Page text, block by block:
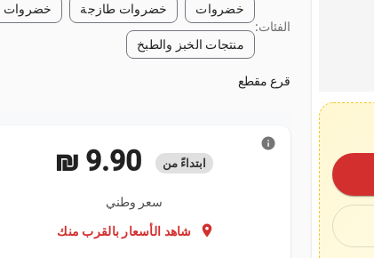
الفئات:
خضروات خضروات طازجة خضروات
منتجات الخبز والطبخ
قرع مقطع
ابتداءً من ‏9.90 ₪
سعر وطني
location_on شاهد الأسعار بالقرب منك
info